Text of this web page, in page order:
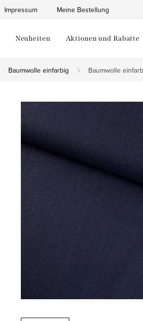
Impressum Meine Bestellung
Neuheiten Aktionen und Rabatte
Baumwolle einfarbig Baumwolle